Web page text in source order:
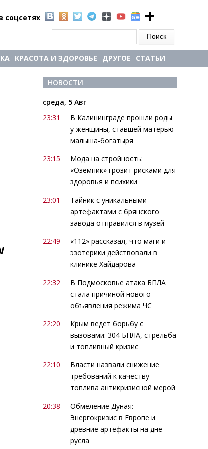
соцсетях
КРАСОТА И ЗДОРОВЬЕ ДРУГОЕ СТАТЬИ
НОВОСТИ
среда, 5 Авг
23:31
В Калининграде прошли роды
у женщины, ставшей матерью
малыша-богатыря
23:15
Мода на стройность:
«Оземпик» грозит рисками для
здоровья и психики
23:01
Тайник с уникальными
артефактами с брянского
завода отправился в музей
22:49
«112» рассказал, что маги и
эзотерики действовали в
клинике Хайдарова
22:32
В Подмосковье атака БПЛА
стала причиной нового
объявления режима ЧС
22:20
Крым ведет борьбу с
вызовами: 304 БПЛА, стрельба
и топливный кризис
22:10
Власти назвали снижение
требований к качеству
топлива антикризисной мерой
20:38
Обмеление Дуная:
Энергокризис в Европе и
древние артефакты на дне
русла